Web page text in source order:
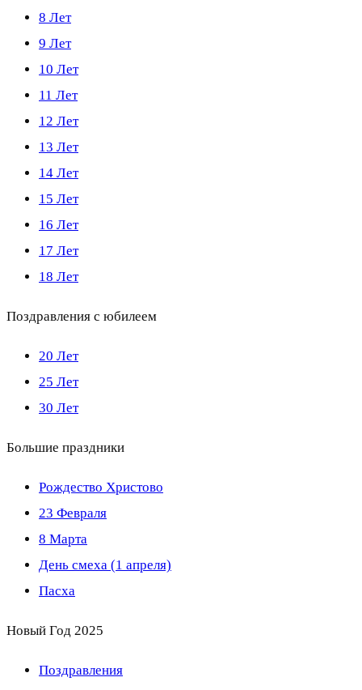
8 Лет
9 Лет
10 Лет
11 Лет
12 Лет
13 Лет
14 Лет
15 Лет
16 Лет
17 Лет
18 Лет
Поздравления с юбилеем
20 Лет
25 Лет
30 Лет
Большие праздники
Рождество Христово
23 Февраля
8 Марта
День смеха (1 апреля)
Пасха
Новый Год 2025
Поздравления